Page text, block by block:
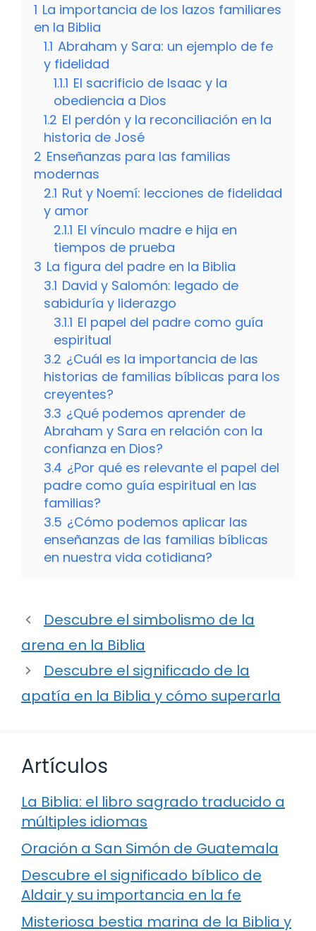
1 La importancia de los lazos familiares
en la Biblia
1.1 Abraham y Sara: un ejemplo de fe
y fidelidad
1.1.1 El sacrificio de Isaac y la
obediencia a Dios
1.2 El perdón y la reconciliación en la
historia de José
2 Enseñanzas para las familias
modernas
2.1 Rut y Noemí: lecciones de fidelidad
y amor
2.1.1 El vínculo madre e hija en
tiempos de prueba
3 La figura del padre en la Biblia
3.1 David y Salomón: legado de
sabiduría y liderazgo
3.1.1 El papel del padre como guía
espiritual
3.2 ¿Cuál es la importancia de las
historias de familias bíblicas para los
creyentes?
3.3 ¿Qué podemos aprender de
Abraham y Sara en relación con la
confianza en Dios?
3.4 ¿Por qué es relevante el papel del
padre como guía espiritual en las
familias?
3.5 ¿Cómo podemos aplicar las
enseñanzas de las familias bíblicas
en nuestra vida cotidiana?
Descubre el simbolismo de la
arena en la Biblia
Descubre el significado de la
apatía en la Biblia y cómo superarla
Artículos
La Biblia: el libro sagrado traducido a
múltiples idiomas
Oración a San Simón de Guatemala
Descubre el significado bíblico de
Aldair y su importancia en la fe
Misteriosa bestia marina de la Biblia y